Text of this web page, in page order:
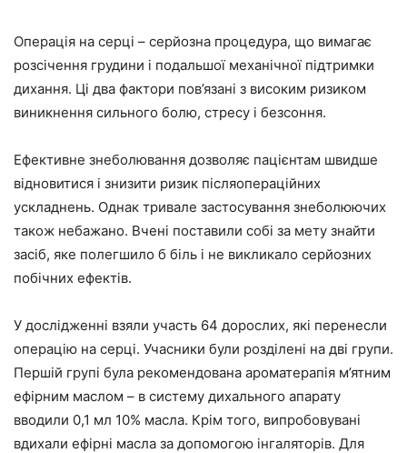
Операція на серці – серйозна процедура, що вимагає
розсічення грудини і подальшої механічної підтримки
дихання. Ці два фактори пов’язані з високим ризиком
виникнення сильного болю, стресу і безсоння.
Ефективне знеболювання дозволяє пацієнтам швидше
відновитися і знизити ризик післяопераційних
ускладнень. Однак тривале застосування знеболюючих
також небажано. Вчені поставили собі за мету знайти
засіб, яке полегшило б біль і не викликало серйозних
побічних ефектів.
У дослідженні взяли участь 64 дорослих, які перенесли
операцію на серці. Учасники були розділені на дві групи.
Першій групі була рекомендована ароматерапія м’ятним
ефірним маслом – в систему дихального апарату
вводили 0,1 мл 10% масла. Крім того, випробовувані
вдихали ефірні масла за допомогою інгаляторів. Для